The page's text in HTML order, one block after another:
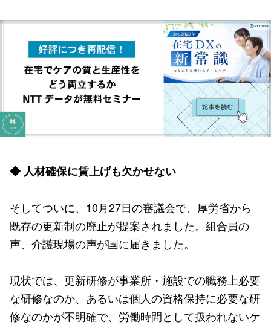
◆ 人材確保に賃上げも欠かせない
そしてついに、10月27日の審議会で、厚労省から
既存の更新制の廃止が提案されました。組合員の
声、介護現場の声が国に届きました。
現状では、更新研修が事業所・施設での職務上必要
な研修なのか、あるいは個人の資格保持に必要な研
修なのかが不明確で、労働時間として扱われないケ